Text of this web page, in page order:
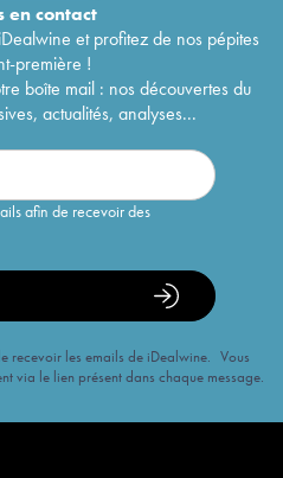
encontact
et profitez de nos pépites
première !
boîte mail : nos découvertes du
actualités, analyses...
afin de recevoir des
recevoir les emails de iDealwine. Vous
via le lien présent dans chaque message.